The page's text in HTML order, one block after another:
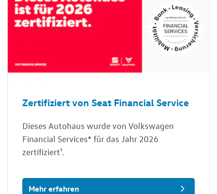
Zertifiziert von Seat Financial Service
Dieses Autohaus wurde von Volkswagen
Financial Services* für das Jahr 2026
zertifiziert¹.
Mehr erfahren